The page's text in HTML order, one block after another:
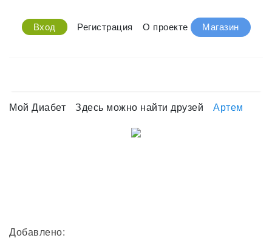
Вход Регистрация О проекте Магазин
Мой Диабет Здесь можно найти друзей Артем
Добавлено: